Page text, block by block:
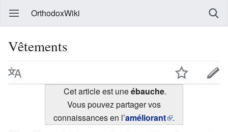
OrthodoxWiki
Vêtements
Cet article est uneébauche.
Vous pouvez partager vos
connaissances en l’améliorant
.